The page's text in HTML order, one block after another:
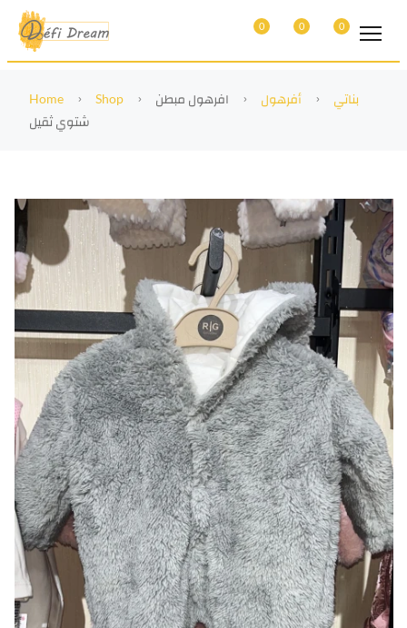
0 0 0
Home Shop بناتي أفرهول
افرهول مبطن
شتوي ثقيل